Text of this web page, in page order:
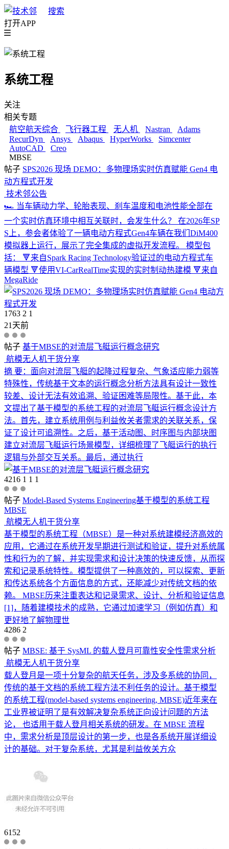
搜索
打开APP
系统工程
关注
相关专题
航空航天综合
飞行器工程 无人机 Nastran
Adams
RecurDyn
Ansys Abaqus HyperWorks
Simcenter
AutoCAD
Creo
MBSE
帖子 SPS2026 现场 DEMO：多物理场实时仿真赋能 Gen4 电
动方程式开发
技术邻公告
🏎️ 当车辆动力学、轮胎表现、刹车温度和电池性能全部在
一个实时仿真环境中相互关联时，会发生什么？ 在2026年SP
S上，参会者体验了一辆电动方程式Gen4车辆在我们DiM400
模拟器上运行，展示了完全集成的虚拟开发流程。 模型包
括： 🔻来自Spark Racing Technology验证过的电动方程式车
辆模型 🔻使用VI-CarRealTime实现的实时制动热建模 🔻来自
MegaRide
1763 2 1
21天前
帖子 基于MBSE的对流层飞艇运行概念研究
航模无人机干货分享
摘 要：面向对流层飞艇的起降过程复杂、气象适应能力弱等
特殊性，传统基于文本的运行概念分析方法具有设计一致性
较差、设计无法有效追溯、验证困难等局限性。基于此，本
文提出了基于模型的系统工程的对流层飞艇运行概念设计方
法。首先，建立系统用例与利益攸关者需求的关联关系，保
证了设计可追溯性。之后，基于活动图、时序图与内部块图
建立对流层飞艇运行场景模型，详细梳理了飞艇运行的执行
逻辑与外部交互关系。最后，通过执行
4216 1 1 1
帖子 Model-Based Systems Engineering基于模型的系统工程
MBSE
航模无人机干货分享
基于模型的系统工程（MBSE）是一种对系统建模经济高效的
应用，它通过在系统开发早期进行测试和验证，提升对系统属
性和行为的了解，并实现需求和设计决策的快速反馈，从而探
索和记录系统特性。模型提供了一种高效的，可以探索、更新
和传达系统各个方面信息的方式，还能减少对传统文档的依
赖。 MBSE历来注重表达和记录需求、设计、分析和验证信息
[1]，随着建模技术的成熟，它通过加速学习（例如仿真）和
更好地了解物理世
4286 2
帖子 MBSE: 基于 SysML 的载人登月可靠性安全性需求分析
航模无人机干货分享
载人登月是一项十分复杂的航天任务，涉及多系统的协同，
传统的基于文档的系统工程方法不利任务的设计。基于模型
的系统工程(model-based systems engineering, MBSE)近年来在
工业界被证明了是有效解决复杂系统正向设计问题的方法
论， 也适用于载人登月相关系统的研发。在 MBSE 流程
中，需求分析是顶层设计的第一步，也是各系统开展详细设
计的基础。对于复杂系统，尤其是利益攸关方众
6152